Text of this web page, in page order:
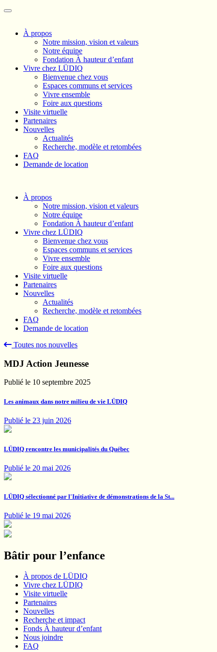
À propos
Notre mission, vision et valeurs
Notre équipe
Fondation À hauteur d’enfant
Vivre chez LÜDIQ
Bienvenue chez vous
Espaces communs et services
Vivre ensemble
Foire aux questions
Visite virtuelle
Partenaires
Nouvelles
Actualités
Recherche, modèle et retombées
FAQ
Demande de location
À propos
Notre mission, vision et valeurs
Notre équipe
Fondation À hauteur d’enfant
Vivre chez LÜDIQ
Bienvenue chez vous
Espaces communs et services
Vivre ensemble
Foire aux questions
Visite virtuelle
Partenaires
Nouvelles
Actualités
Recherche, modèle et retombées
FAQ
Demande de location
Toutes nos nouvelles
MDJ Action Jeunesse
Publié le 10 septembre 2025
Les animaux dans notre milieu de vie LÜDIQ
Publié le 23 juin 2026
LÜDIQ rencontre les municipalités du Québec
Publié le 20 mai 2026
LÜDIQ sélectionné par l'Initiative de démonstrations de la St...
Publié le 19 mai 2026
Bâtir pour l’enfance
À propos de LÜDIQ
Vivre chez LÜDIQ
Visite virtuelle
Partenaires
Nouvelles
Recherche et impact
Fonds À hauteur d’enfant
Nous joindre
FAQ